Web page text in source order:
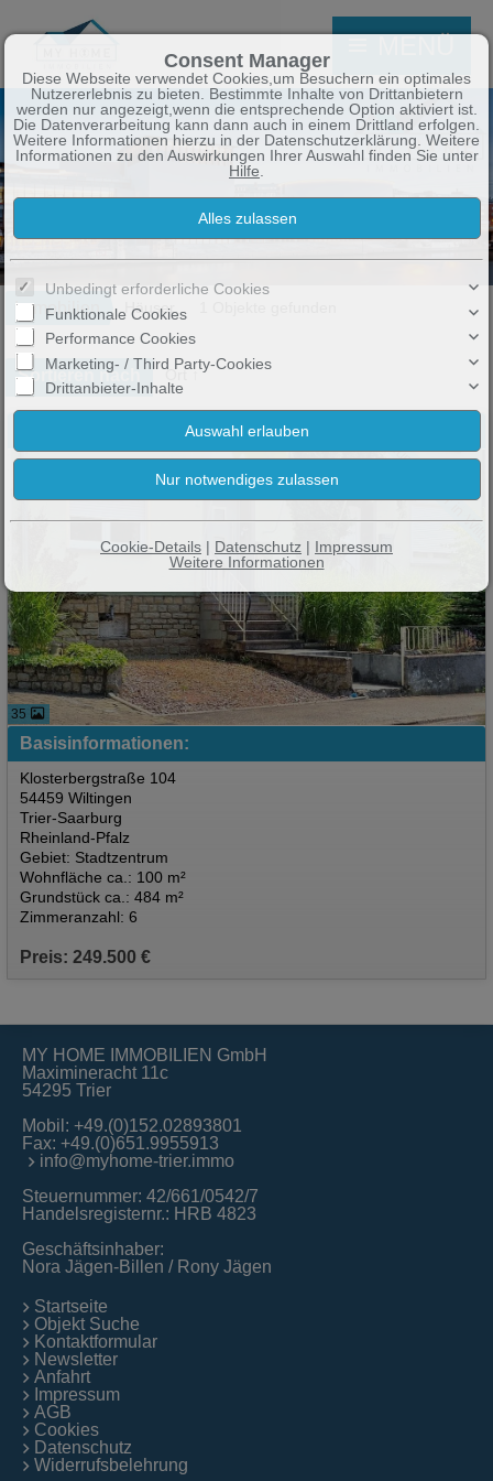
Immobilien Häuser
Sortieren nach Ort ↑
35
Basisinformationen:
Klosterbergstraße 104
54459 Wiltingen
Trier-Saarburg
Rheinland-Pfalz
Gebiet: Stadtzentrum
Preis: 249.500 €
Wohnfläche ca.: 100 m²
Grundstück ca.: 484 m²
Zimmeranzahl: 6
MY HOME IMMOBILIEN GmbH
Maximineracht 11c
54295 Trier
Mobil: +49.(0)152.02893801
Fax: +49.(0)651.9955913
info@myhome-trier.immo
Steuernummer: 42/661/0542/7
Handelsregisternr.: HRB 4823
Geschäftsinhaber:
Nora Jägen-Billen / Rony Jägen
Startseite
Objekt Suche
Kontaktformular
Newsletter
Anfahrt
Impressum
AGB
Cookies
Datenschutz
Widerrufsbelehrung
Consent Manager
Diese Webseite verwendet Cookies,um Besuchern ein optimales
Nutzererlebnis zu bieten. Bestimmte Inhalte von Drittanbietern
werden nur angezeigt,wenn die entsprechende Option aktiviert ist.
Die Datenverarbeitung kann dann auch in einem Drittland erfolgen.
Weitere Informationen hierzu in der Datenschutzerklärung. Weitere
Informationen zu den Auswirkungen Ihrer Auswahl finden Sie unter
Hilfe.
Unbedingt erforderliche Cookies
Funktionale Cookies
Performance Cookies
Marketing- / Third Party-Cookies
Drittanbieter-Inhalte
Cookie-Details | Datenschutz | Impressum
Weitere Informationen